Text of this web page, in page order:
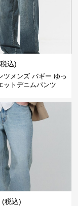
込)
ツメンズ バギー ゆっ
ットデニムパンツ
(税込)